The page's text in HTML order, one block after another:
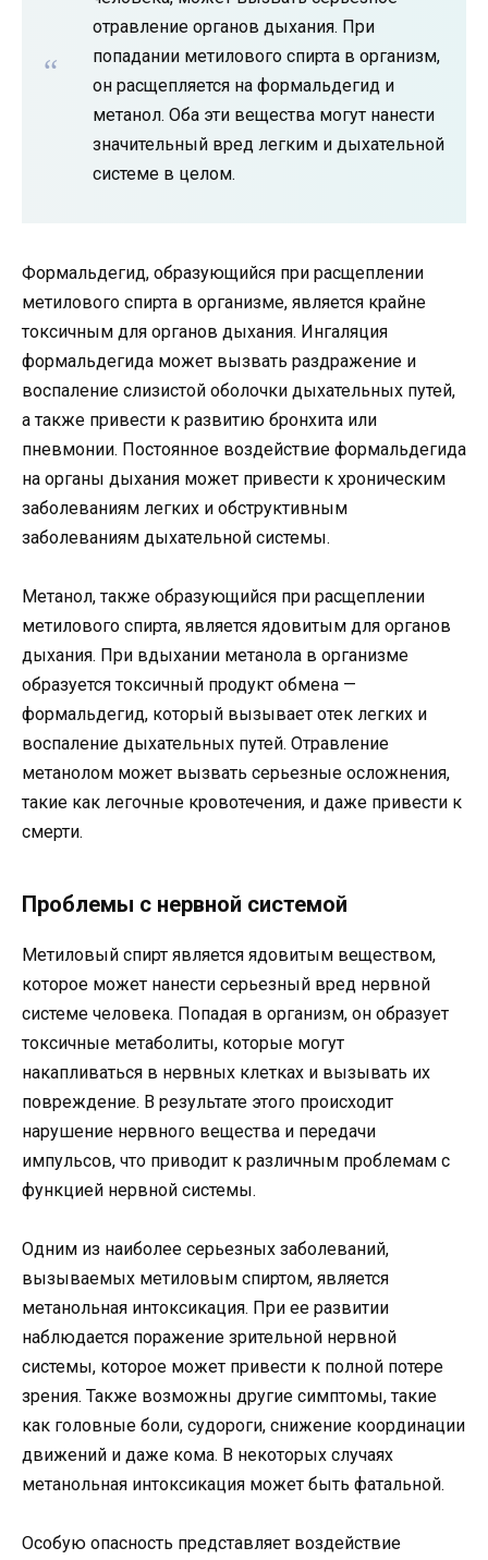
отравление органов дыхания. При
попадании метилового спирта в организм,
он расщепляется на формальдегид и
метанол. Оба эти вещества могут нанести
значительный вред легким и дыхательной
системе в целом.
Формальдегид, образующийся при расщеплении
метилового спирта в организме, является крайне
токсичным для органов дыхания. Ингаляция
формальдегида может вызвать раздражение и
воспаление слизистой оболочки дыхательных путей,
а также привести к развитию бронхита или
пневмонии. Постоянное воздействие формальдегида
на органы дыхания может привести к хроническим
заболеваниям легких и обструктивным
заболеваниям дыхательной системы.
Метанол, также образующийся при расщеплении
метилового спирта, является ядовитым для органов
дыхания. При вдыхании метанола в организме
образуется токсичный продукт обмена —
формальдегид, который вызывает отек легких и
воспаление дыхательных путей. Отравление
метанолом может вызвать серьезные осложнения,
такие как легочные кровотечения, и даже привести к
смерти.
Проблемы с нервной системой
Метиловый спирт является ядовитым веществом,
которое может нанести серьезный вред нервной
системе человека. Попадая в организм, он образует
токсичные метаболиты, которые могут
накапливаться в нервных клетках и вызывать их
повреждение. В результате этого происходит
нарушение нервного вещества и передачи
импульсов, что приводит к различным проблемам с
функцией нервной системы.
Одним из наиболее серьезных заболеваний,
вызываемых метиловым спиртом, является
метанольная интоксикация. При ее развитии
наблюдается поражение зрительной нервной
системы, которое может привести к полной потере
зрения. Также возможны другие симптомы, такие
как головные боли, судороги, снижение координации
движений и даже кома. В некоторых случаях
метанольная интоксикация может быть фатальной.
Особую опасность представляет воздействие